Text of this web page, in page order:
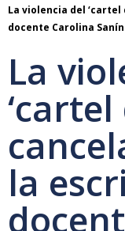
La violencia del
docente Carolina Sanín
La
la